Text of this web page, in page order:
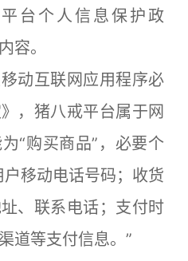
台个人信息保护政
容。
互联网应用程序必
，猪八戒平台属于网
“购买商品”，必要个
移动电话号码；收货
、联系电话；支付时
道等支付信息。”